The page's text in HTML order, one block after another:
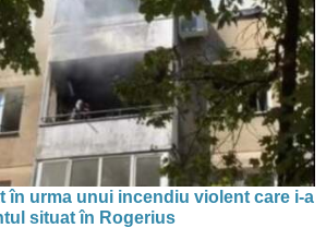
în urma unui incendiu violent care i-a
situat în Rogerius